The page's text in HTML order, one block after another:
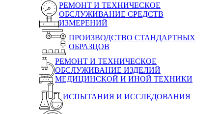
РЕМОНТ И ТЕХНИЧЕСКОЕ
ОБСЛУЖИВАНИЕ СРЕДСТВ
ИЗМЕРЕНИЙ
ПРОИЗВОДСТВО СТАНДАРТНЫХ
ОБРАЗЦОВ
РЕМОНТ И ТЕХНИЧЕСКОЕ
ОБСЛУЖИВАНИЕ ИЗДЕЛИЙ
МЕДИЦИНСКОЙ И ИНОЙ ТЕХНИКИ
ИСПЫТАНИЯ И ИССЛЕДОВАНИЯ